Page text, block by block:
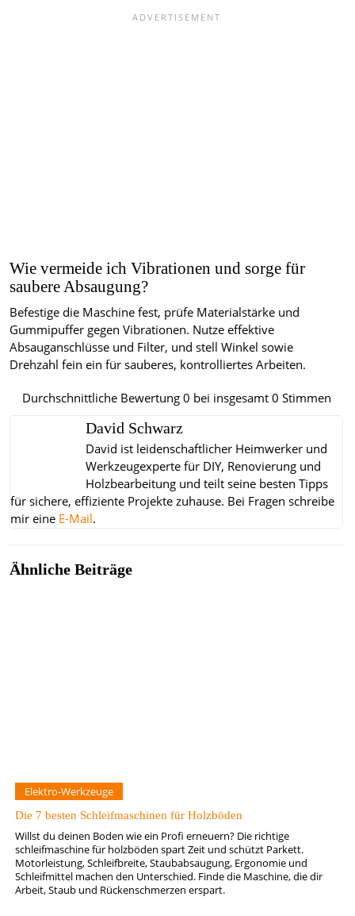
Wie vermeide ich Vibrationen und sorge für
saubere Absaugung?
Befestige die Maschine fest, prüfe Materialstärke und
Gummipuffer gegen Vibrationen. Nutze effektive
Absauganschlüsse und Filter, und stell Winkel sowie
Drehzahl fein ein für sauberes, kontrolliertes Arbeiten.
Durchschnittliche Bewertung0 bei insgesamt0 Stimmen
David Schwarz
David ist leidenschaftlicher Heimwerker und
Werkzeugexperte für DIY, Renovierung und
Holzbearbeitung und teilt seine besten Tipps
für sichere, effiziente Projekte zuhause. Bei Fragen schreibe
mir eine E-Mail.
Ähnliche Beiträge
Elektro-Werkzeuge
Die 7 besten Schleifmaschinen für Holzböden
Willst du deinen Boden wie ein Profi erneuern? Die richtige
schleifmaschine für holzböden spart Zeit und schützt Parkett.
Motorleistung, Schleifbreite, Staubabsaugung, Ergonomie und
Schleifmittel machen den Unterschied. Finde die Maschine, die dir
Arbeit, Staub und Rückenschmerzen erspart.